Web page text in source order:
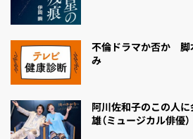
不倫ドラマか否か 脚
み
阿川佐和子のこの人
雄（ミュージカル俳優）